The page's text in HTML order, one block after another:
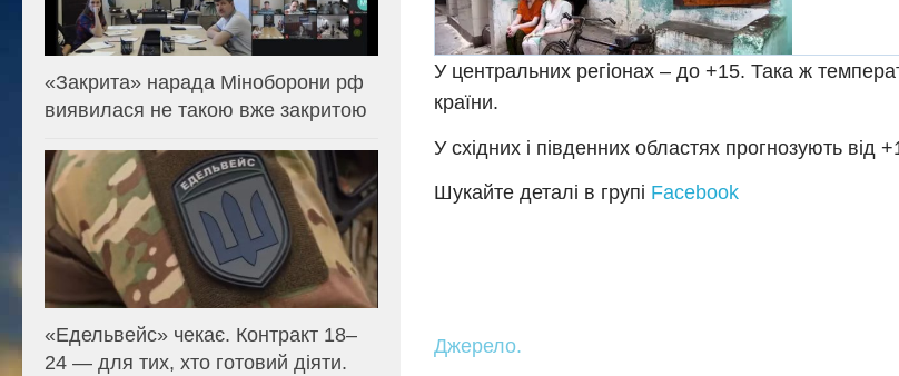
У центральних регіонах – до +15. Така ж
країни.
У східних і південних областях прогнозують від
Шукайте деталі в групі Facebook
Джерело.
«Закрита» нарада Міноборони рф
виявилася не такою вже закритою
«Едельвейс» чекає. Контракт 18–
24 — для тих, хто готовий діяти.